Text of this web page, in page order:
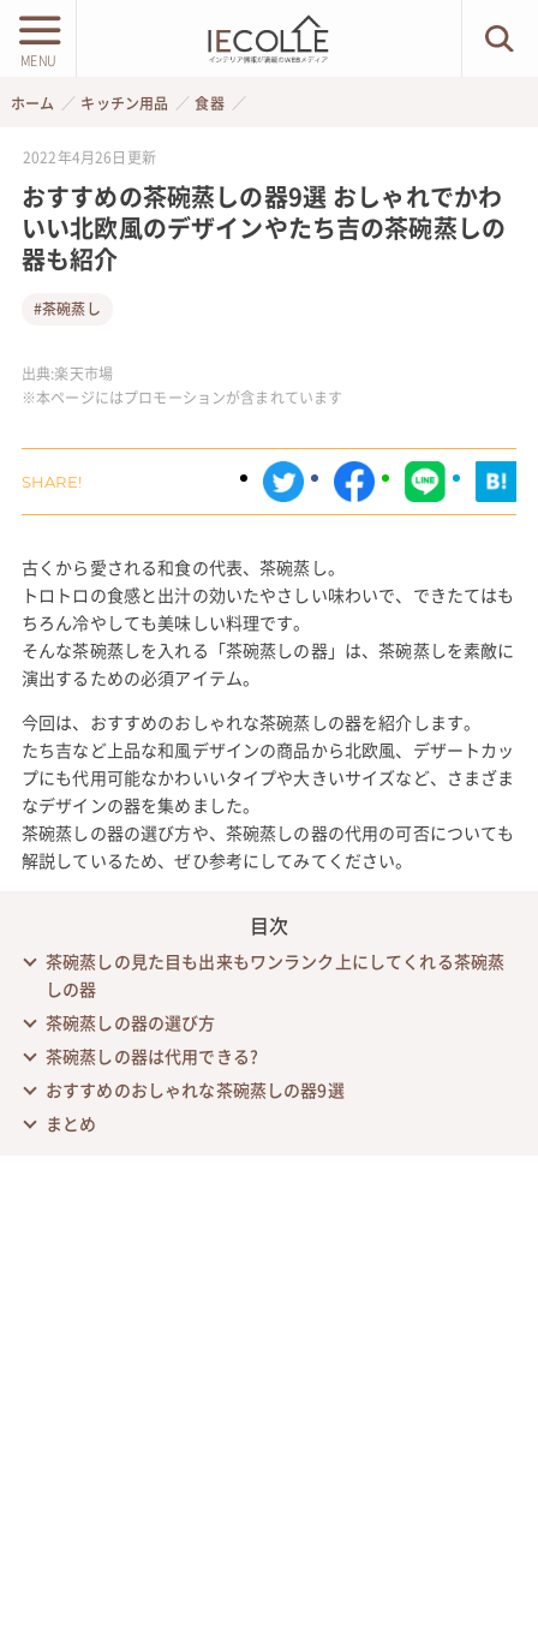
MENU
ホーム キッチン用品 食器
2022年4月26日 更新
おすすめの茶碗蒸しの器9選 おしゃれでかわ
いい北欧風のデザインやたち吉の茶碗蒸しの
器も紹介
#茶碗蒸し
出典:楽天市場
※本ページにはプロモーションが含まれています
古くから愛される和食の代表、茶碗蒸し。
トロトロの食感と出汁の効いたやさしい味わいで、できたてはも
ちろん冷やしても美味しい料理です。
そんな茶碗蒸しを入れる「茶碗蒸しの器」は、茶碗蒸しを素敵に
演出するための必須アイテム。
今回は、おすすめのおしゃれな茶碗蒸しの器を紹介します。
たち吉など上品な和風デザインの商品から北欧風、デザートカッ
プにも代用可能なかわいいタイプや大きいサイズなど、さまざま
なデザインの器を集めました。
茶碗蒸しの器の選び方や、茶碗蒸しの器の代用の可否についても
解説しているため、ぜひ参考にしてみてください。
目次
茶碗蒸しの見た目も出来もワンランク上にしてくれる茶碗蒸
しの器
茶碗蒸しの器の選び方
茶碗蒸しの器は代用できる?
おすすめのおしゃれな茶碗蒸しの器9選
まとめ